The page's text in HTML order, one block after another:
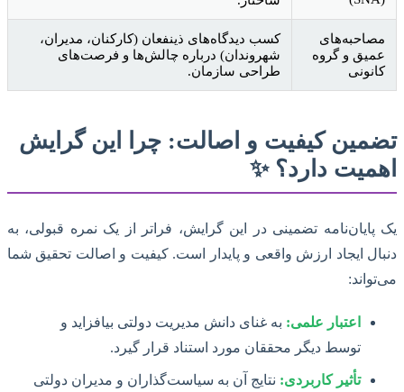
مصاحبه‌های
عمیق و گروه
کانونی
کسب دیدگاه‌های ذینفعان (کارکنان، مدیران،
شهروندان) درباره چالش‌ها و فرصت‌های
طراحی سازمان.
تضمین کیفیت و اصالت: چرا این گرایش
اهمیت دارد؟ ✨
یک پایان‌نامه تضمینی در این گرایش، فراتر از یک نمره قبولی، به
دنبال ایجاد ارزش واقعی و پایدار است. کیفیت و اصالت تحقیق شما
می‌تواند:
اعتبار علمی: به غنای دانش مدیریت دولتی بیافزاید و
توسط دیگر محققان مورد استناد قرار گیرد.
تأثیر کاربردی: نتایج آن به سیاست‌گذاران و مدیران دولتی